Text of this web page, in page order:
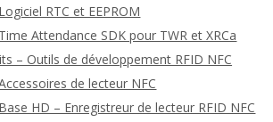
Logiciel RTC et EEPROM
Time Attendance SDK pour TWR et XRCa
– Outils de développement RFID NFC
de lecteur NFC
Base HD – Enregistreur de lecteur RFID NFC